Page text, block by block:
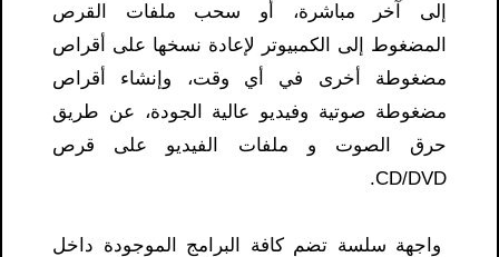
إلى آخر مباشرة، أو سحب ملفات القرص
المضغوط إلى الكمبيوتر لإعادة نسخها على أقراص
مضغوطة أخرى في أي وقت، وإنشاء أقراص
مضغوطة صوتية وفيديو عالية الجودة، عن طريق
حرق الصوت و ملفات الفيديو على قرص
CD/DVD.
واجهة سلسة تضم كافة البرامج الموجودة داخل